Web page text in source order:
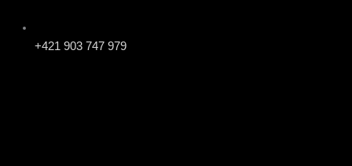
+421 903 747 979